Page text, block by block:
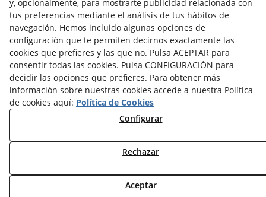
Protocolo de Acoso Laboral
© 08/2026 RÈCOP RESTAURACIONS
ARQUITECTÒNIQUES, S.L. - Todos los derechos reservados.
y, opcionalmente, para mostrarte publicidad relacionada con
tus preferencias mediante el análisis de tus hábitos de
navegación. Hemos incluido algunas opciones de
configuración que te permiten decirnos exactamente las
cookies que prefieres y las que no. Pulsa ACEPTAR para
consentir todas las cookies. Pulsa CONFIGURACIÓN para
decidir las opciones que prefieres. Para obtener más
información sobre nuestras cookies accede a nuestra Política
de cookies aquí: Política de Cookies
Configurar
Rechazar
Aceptar